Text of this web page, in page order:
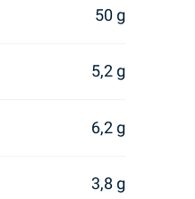
50 g
5,2 g
6,2 g
3,8 g